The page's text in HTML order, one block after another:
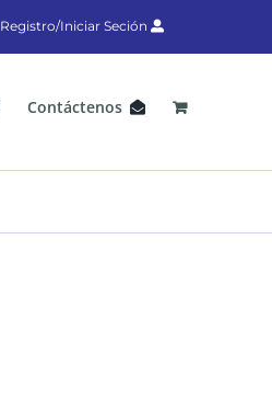
Registro/Iniciar Seción
Contáctenos